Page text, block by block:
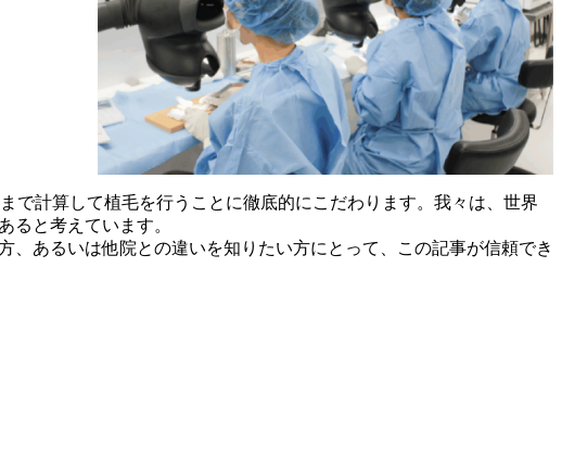
で計算して植毛を行うことに徹底的にこだわります。我々は、世界
ると考えています。
あるいは他院との違いを知りたい方にとって、この記事が信頼でき